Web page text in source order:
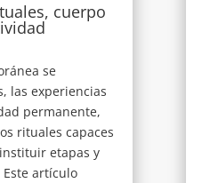
cuerpo
se
las experiencias
permanente,
rituales capaces
etapas y
artículo